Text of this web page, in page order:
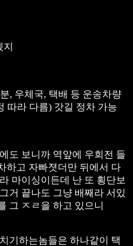
, 우체국, 택배 등 운송차량
따라 다름) 갓길 정차 가능
도 보니까 역앞에 우회전 들
하고 자빠졋더만 뒤에서 다
마이싱이든데 난 또 횡단보
그거 끝나도 그냥 배째라 서있
그 ㅈㄹ을 하고 있으니
기하는놈들은 하나같이 택